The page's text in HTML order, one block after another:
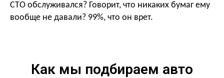
СТО обслуживался? Говорит, что никаких бумаг ему
вообще не давали? 99%, что он врет.
Как мы подбираем авто